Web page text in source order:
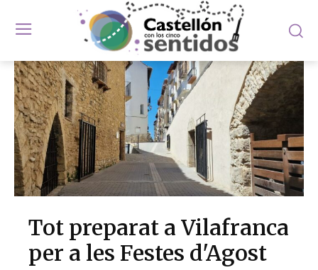
Tot preparat a Vilafranca
per a les Festes d'Agost